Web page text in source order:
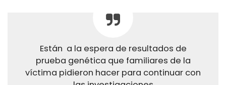
Están a la espera de resultados de
prueba genética que familiares de la
víctima pidieron hacer para continuar con